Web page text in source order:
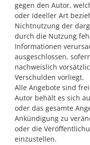
gegen den Autor,
oder ideeller Art
Nichtnutzung der
durch die Nutzung
Informationen
ausgeschlossen,
nachweislich
Verschulden vorliegt.
Alle Angebote sind
Autor behält es sich
oder das gesamte
Ankündigung zu
oder die
einzustellen.